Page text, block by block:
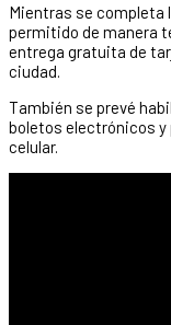
Mientras se completa
permitido de manera
entrega gratuita de
ciudad.
También se prevé
boletos electrónicos
celular.